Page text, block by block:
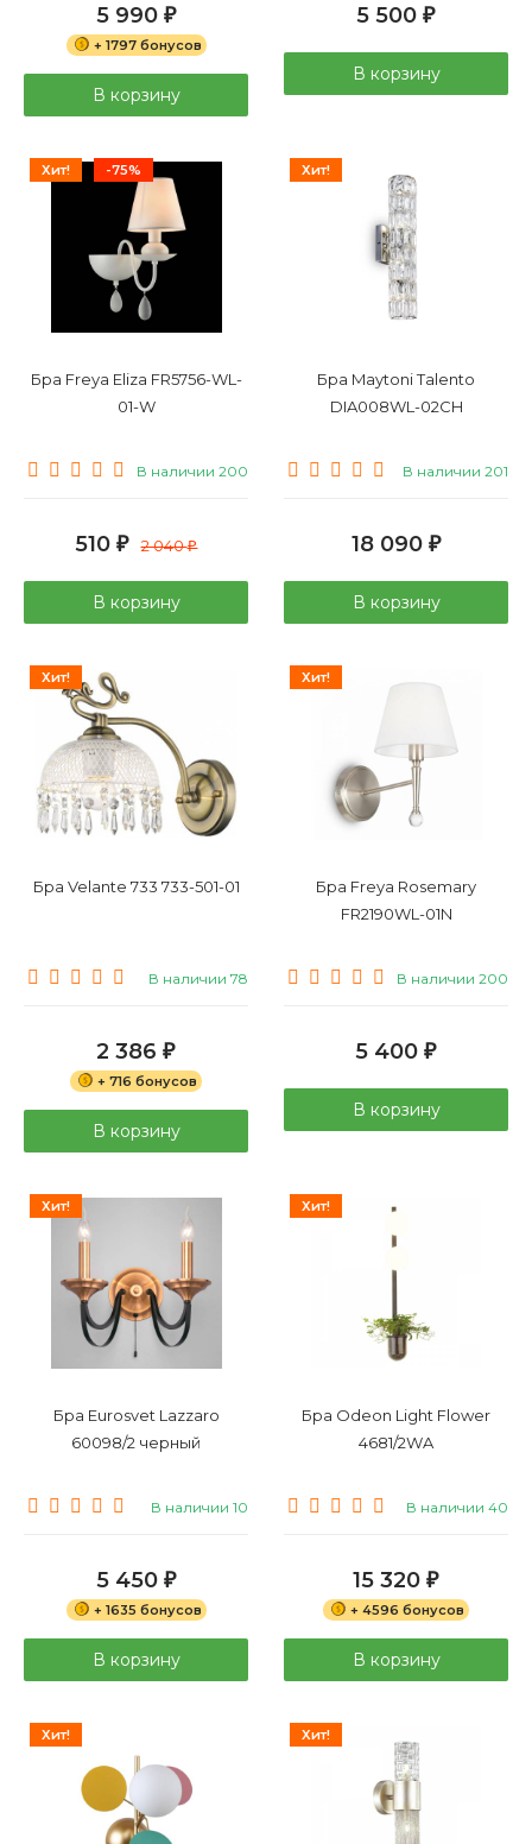
5 990 ₽
+ 1797 бонусов
В корзину
5 500 ₽
В корзину
Хит! -75%
Бра Freya Eliza FR5756-WL-
01-W
В наличии 200
510 ₽ 2 040₽
В корзину
Хит!
Бра Maytoni Talento
DIA008WL-02CH
В наличии 201
18 090 ₽
В корзину
Хит!
Бра Velante 733 733-501-01
В наличии 78
2 386 ₽
+ 716 бонусов
В корзину
Хит!
Бра Freya Rosemary
FR2190WL-01N
В наличии 200
5 400 ₽
В корзину
Хит!
Бра Eurosvet Lazzaro
60098/2 черный
В наличии 10
5 450 ₽
+ 1635 бонусов
В корзину
Хит!
Бра Odeon Light Flower
4681/2WA
В наличии 40
15 320 ₽
+ 4596 бонусов
В корзину
Хит! Хит!